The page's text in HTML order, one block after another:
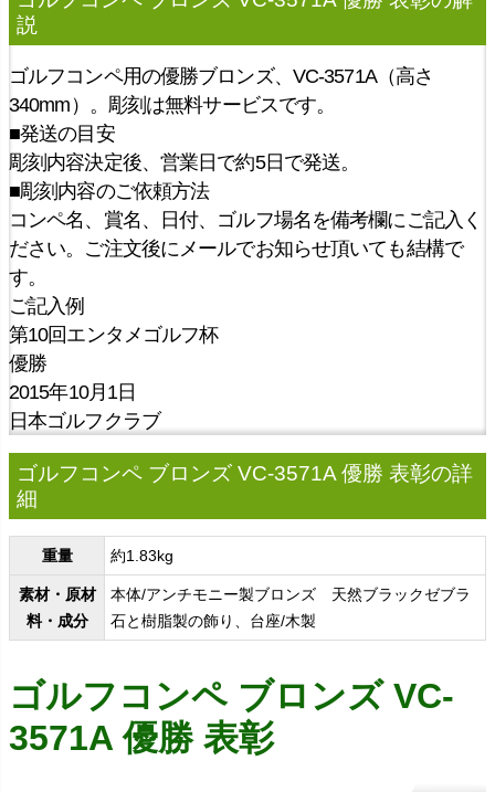
説
ゴルフコンペ用の優勝ブロンズ、VC-3571A（高さ
340mm）。彫刻は無料サービスです。
■発送の目安
彫刻内容決定後、営業日で約5日で発送。
■彫刻内容のご依頼方法
コンペ名、賞名、日付、ゴルフ場名を備考欄にご記入く
ださい。ご注文後にメールでお知らせ頂いても結構で
す。
ご記入例
第10回エンタメゴルフ杯
優勝
2015年10月1日
日本ゴルフクラブ
ゴルフコンペ ブロンズ VC-3571A 優勝 表彰の詳
細
重量 約1.83kg
素材・原材
料・成分
本体/アンチモニー製ブロンズ 天然ブラックゼブラ
石と樹脂製の飾り、台座/木製
ゴルフコンペ ブロンズ VC-
3571A 優勝 表彰